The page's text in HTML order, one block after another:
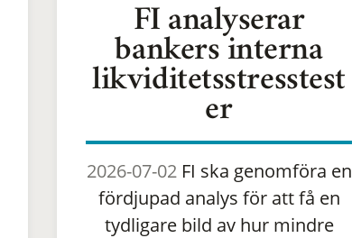
FI analyserar
bankers interna
likviditetsstresstest
er
2026-07-02FI ska genomföra en
fördjupad analys för att få en
tydligare bild av hur mindre